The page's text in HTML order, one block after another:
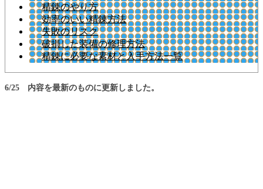
精錬のやり方
効率のいい精錬方法
失敗のリスク
破損した装備の修理方法
精錬に必要な素材と入手方法一覧
6/25 内容を最新のものに更新しました。